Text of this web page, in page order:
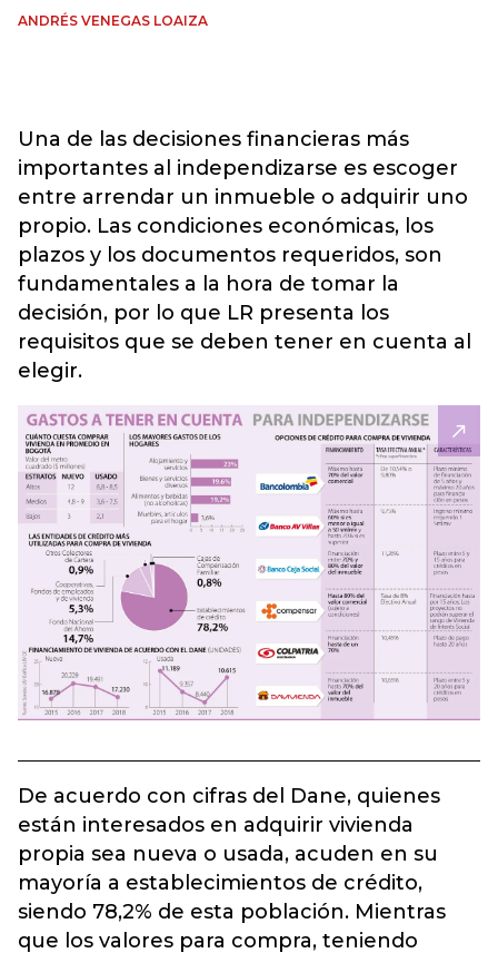
ANDRÉS VENEGAS LOAIZA
Una de las decisiones financieras más
importantes al independizarse es escoger
entre arrendar un inmueble o adquirir uno
propio. Las condiciones económicas, los
plazos y los documentos requeridos, son
fundamentales a la hora de tomar la
decisión, por lo que LR presenta los
requisitos que se deben tener en cuenta al
elegir.
De acuerdo con cifras del Dane, quienes
están interesados en adquirir vivienda
propia sea nueva o usada, acuden en su
mayoría a establecimientos de crédito,
siendo 78,2% de esta población. Mientras
que los valores para compra, teniendo